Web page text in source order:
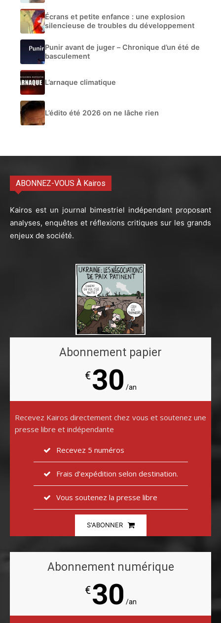
Écrans et petite enfance : une explosion
silencieuse de troubles du développement
Punir avant de juger – Chronique d’un été de
basculement
L’arnaque climatique
L’édito été 2026 on ne lâche rien
ABONNEZ-VOUS À Kairos
Kairos est un journal bimestriel indépendant proposant
analyses, enquêtes et réflexions critiques sur les grands
enjeux de société.
Abonnement papier
€30 /an
Recevez Kairos directement chez vous et soutenez une
presse libre et indépendante
Recevez 5 numéros
Frais d’expédition selon destination.
Vous soutenez la presse libre
S'ABONNER
Abonnement numérique
€30 /an